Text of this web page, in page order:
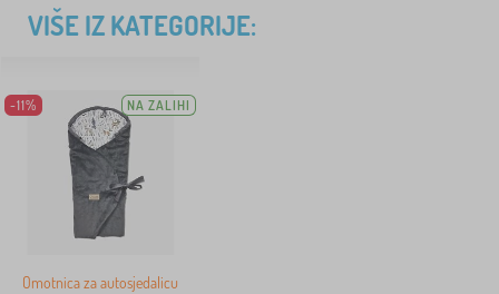
VIŠE IZ KATEGORIJE:
-11% NA ZALIHI
Omotnica za autosjedalicu